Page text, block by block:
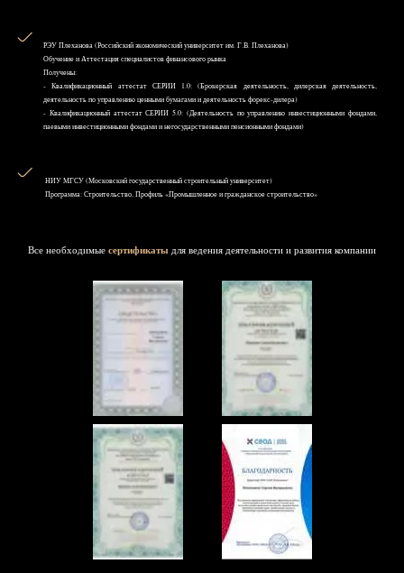
РЭУ Плеханова (Российский экономический университет им. Г.В. Плеханова)
Обучение и Аттестация специалистов финансового рынка
Получены:
- Квалификационный аттестат СЕРИИ 1.0: (Брокерская деятельность, дилерская деятельность,
деятельность по управлению ценными бумагами и деятельность форекс-дилера)
- Квалификационный аттестат СЕРИИ 5.0: (Деятельность по управлению инвестиционными фондами,
паевыми инвестиционными фондами и негосударственными пенсионными фондами)
НИУ MГСУ (Московский государственный строительный университет)
Программа: Строительство, Профиль «Промышленное и гражданское строительство»
Все необходимые сертификаты для ведения деятельности и развития компании